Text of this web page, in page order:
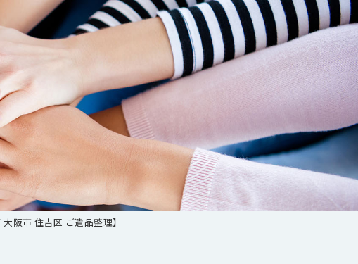
阪市 住吉区 ご遺品整理】